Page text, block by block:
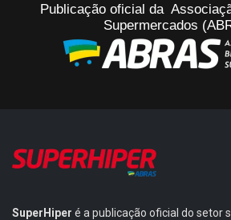
Publicação oficial da
Supermercados
SuperHiper é a publicação oficial do setor